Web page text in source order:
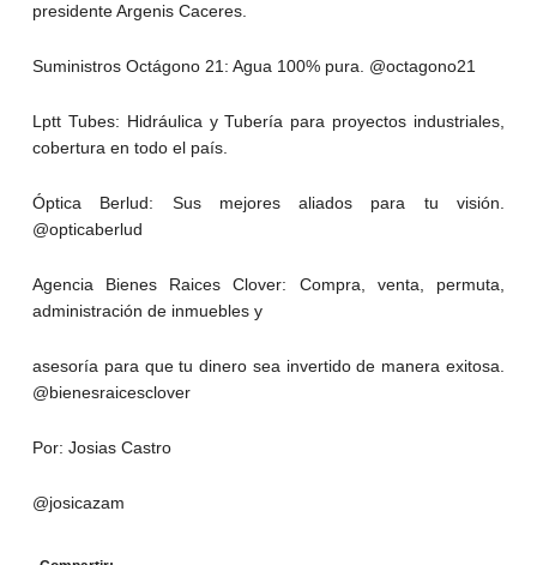
presidente Argenis Caceres.
Suministros Octágono 21: Agua 100% pura. @octagono21
Lptt Tubes: Hidráulica y Tubería para proyectos industriales,
cobertura en todo el país.
Óptica Berlud: Sus mejores aliados para tu visión.
@opticaberlud
Agencia Bienes Raices Clover: Compra, venta, permuta,
administración de inmuebles y
asesoría para que tu dinero sea invertido de manera exitosa.
@bienesraicesclover
Por: Josias Castro
@josicazam